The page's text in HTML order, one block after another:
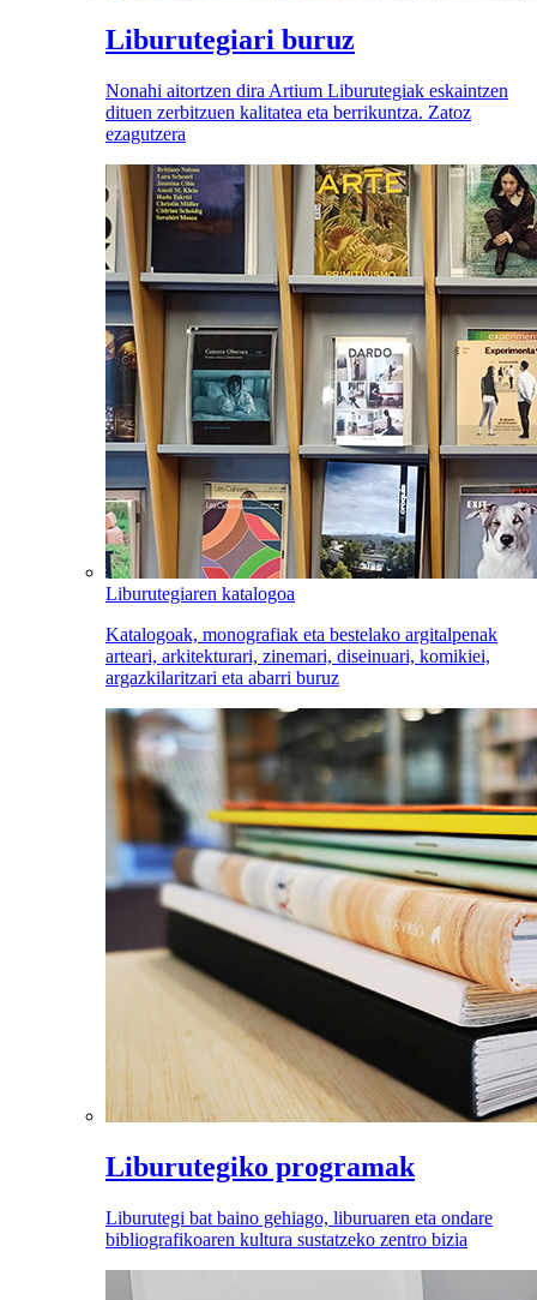
Liburutegiari buruz
Nonahi aitortzen dira Artium Liburutegiak eskaintzen
dituen zerbitzuen kalitatea eta berrikuntza. Zatoz
ezagutzera
Liburutegiaren katalogoa
Katalogoak, monografiak eta bestelako argitalpenak
arteari, arkitekturari, zinemari, diseinuari, komikiei,
argazkilaritzari eta abarri buruz
Liburutegiko programak
Liburutegi bat baino gehiago, liburuaren eta ondare
bibliografikoaren kultura sustatzeko zentro bizia